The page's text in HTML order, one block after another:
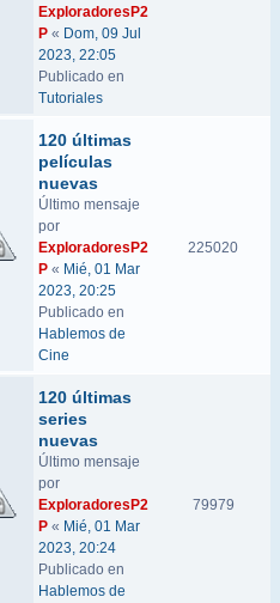
ExploradoresP2
P « Dom, 09 Jul
2023, 22:05
Publicado en
Tutoriales
120 últimas
películas
nuevas
Último mensaje
por
ExploradoresP2
P « Mié, 01 Mar
2023, 20:25
Publicado en
Hablemos de
Cine
225020
120 últimas
series
nuevas
Último mensaje
por
ExploradoresP2
P « Mié, 01 Mar
2023, 20:24
Publicado en
Hablemos de
79979